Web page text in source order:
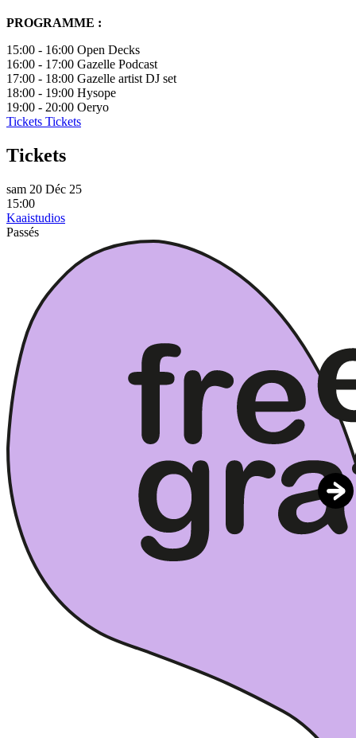
PROGRAMME :
15:00 - 16:00 Open Decks
16:00 - 17:00 Gazelle Podcast
17:00 - 18:00 Gazelle artist DJ set
18:00 - 19:00 Hysope
19:00 - 20:00 Oeryo
Tickets Tickets
Tickets
sam 20 Déc 25
15:00
Kaaistudios
Passés